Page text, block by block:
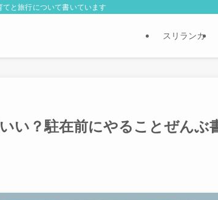
と旅行について書いています
スリランカ
い？駐在前にやることぜんぶ